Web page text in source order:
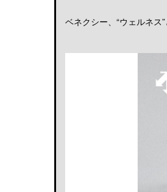
ベネクシー、“ウェルネス